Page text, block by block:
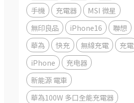
手機
充電器
MSI 微星
無印良品
iPhone16
聯想
華為
快充 無線充電
充電
iPhone
充电器
新能源 電車
華為100W 多口全能充電器